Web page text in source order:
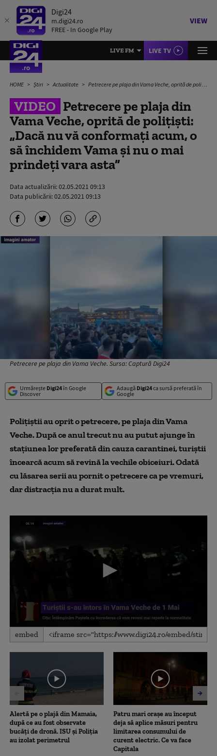
Digi24
m.digi24.ro
FREE - In Google Play
VIEW
LIVE FM LIVE TV
HOME Știri Actualitate Petrecere pe plaja din Vama Veche, oprită de polițiști: „Dacă nu vă conformați acum, o să închidem Vama și nu o mai prindeți vara asta”
VIDEO Petrecere pe plaja din
Vama Veche, oprită de polițiști:
„Dacă nu vă conformați acum, o
să închidem Vama și nu o mai
prindeți vara asta”
Data actualizării:02.05.2021 09:13
Data publicării:02.05.2021 09:13
Petrecere pe plaja din Vama Veche. Sursa: Captură Digi24
Urmărește Digi24în Google
Discover
Adaugă Digi24ca sursă preferată în
Google
Polițiștii au oprit o petrecere, pe plaja din Vama
Veche. După ce anul trecut nu au putut ajunge în
stațiunea lor preferată din cauza carantinei, turiștii
încearcă acum să revină la vechile obiceiuri. Odată
cu lăsarea serii au pornit o petrecere ca pe vremuri,
dar distracția nu a durat mult.
0
seconds
2
seconds
embed
Alertă pe o plajă din Mamaia,
după ce au fost observate
bucăți de dronă. ISU și Poliția
au izolat perimetrul
Patru mari orașe au început
deja să aplice măsuri pentru
limitarea consumului de
curent electric. Ce va face
Capitala